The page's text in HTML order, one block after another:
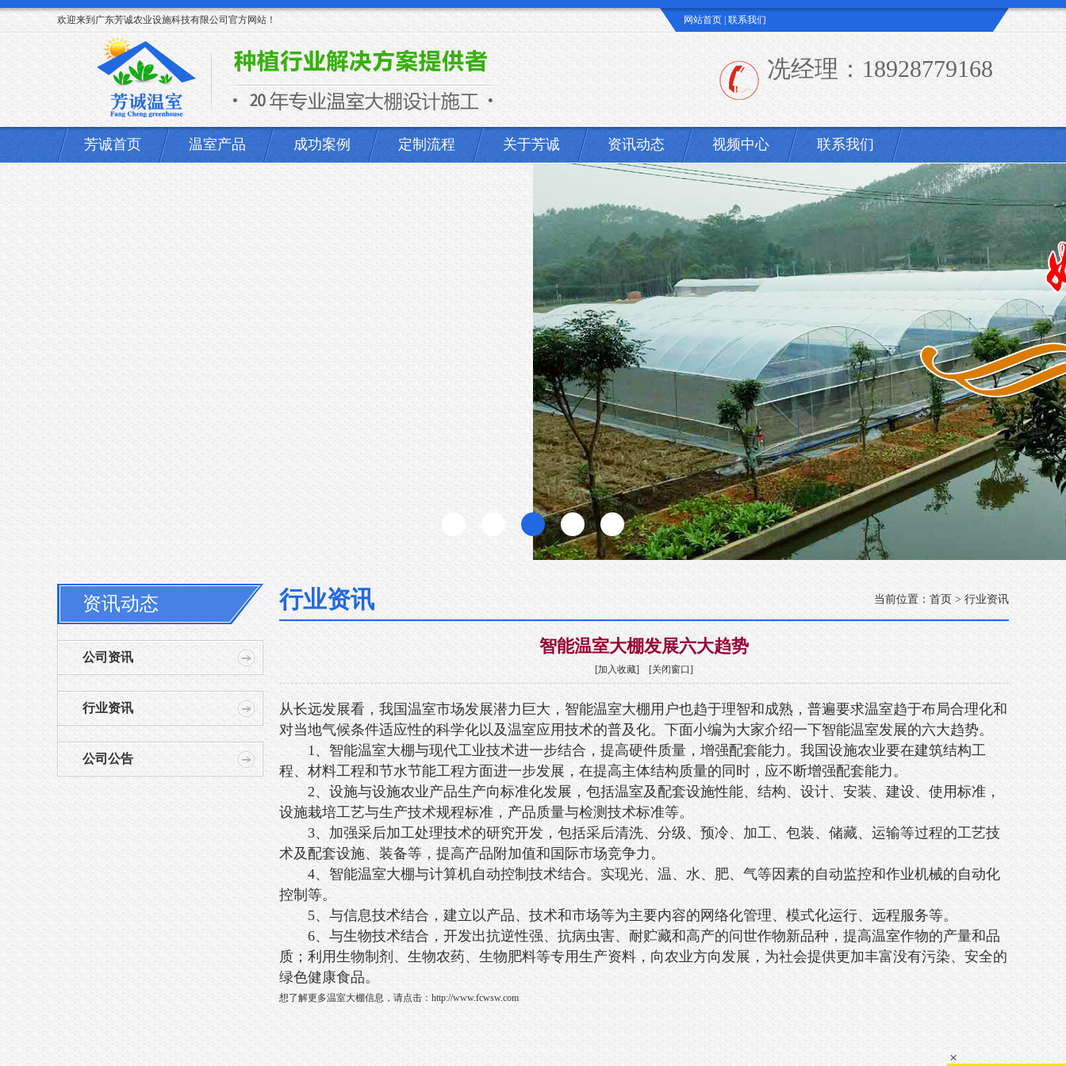
欢迎来到广东芳诚农业设施科技有限公司官方网站！ 网站首页 联系我们
冼经理：18928779168
芳诚首页 温室产品 成功案例 定制流程 关于芳诚 资讯动态 视频中心 联系我们
资讯动态
公司资讯
行业资讯
公司公告
行业资讯 当前位置： 首页 > 行业资讯
智能温室大棚发展六大趋势
[加入收藏] [关闭窗口]
从长远发展看，我国温室市场发展潜力巨大，智能温室大棚用户也趋于理智和成熟，普遍要求温室趋于布局合理化和
对当地气候条件适应性的科学化以及温室应用技术的普及化。下面小编为大家介绍一下智能温室发展的六大趋势。
1、智能温室大棚与现代工业技术进一步结合，提高硬件质量，增强配套能力。我国设施农业要在建筑结构工
程、材料工程和节水节能工程方面进一步发展，在提高主体结构质量的同时，应不断增强配套能力。
2、设施与设施农业产品生产向标准化发展，包括温室及配套设施性能、结构、设计、安装、建设、使用标准，
设施栽培工艺与生产技术规程标准，产品质量与检测技术标准等。
3、加强采后加工处理技术的研究开发，包括采后清洗、分级、预冷、加工、包装、储藏、运输等过程的工艺技
术及配套设施、装备等，提高产品附加值和国际市场竞争力。
4、智能温室大棚与计算机自动控制技术结合。实现光、温、水、肥、气等因素的自动监控和作业机械的自动化
控制等。
5、与信息技术结合，建立以产品、技术和市场等为主要内容的网络化管理、模式化运行、远程服务等。
6、与生物技术结合，开发出抗逆性强、抗病虫害、耐贮藏和高产的问世作物新品种，提高温室作物的产量和品
质；利用生物制剂、生物农药、生物肥料等专用生产资料，向农业方向发展，为社会提供更加丰富没有污染、安全的
绿色健康食品。
想了解更多温室大棚信息，请点击： http://www.fcwsw.com
×